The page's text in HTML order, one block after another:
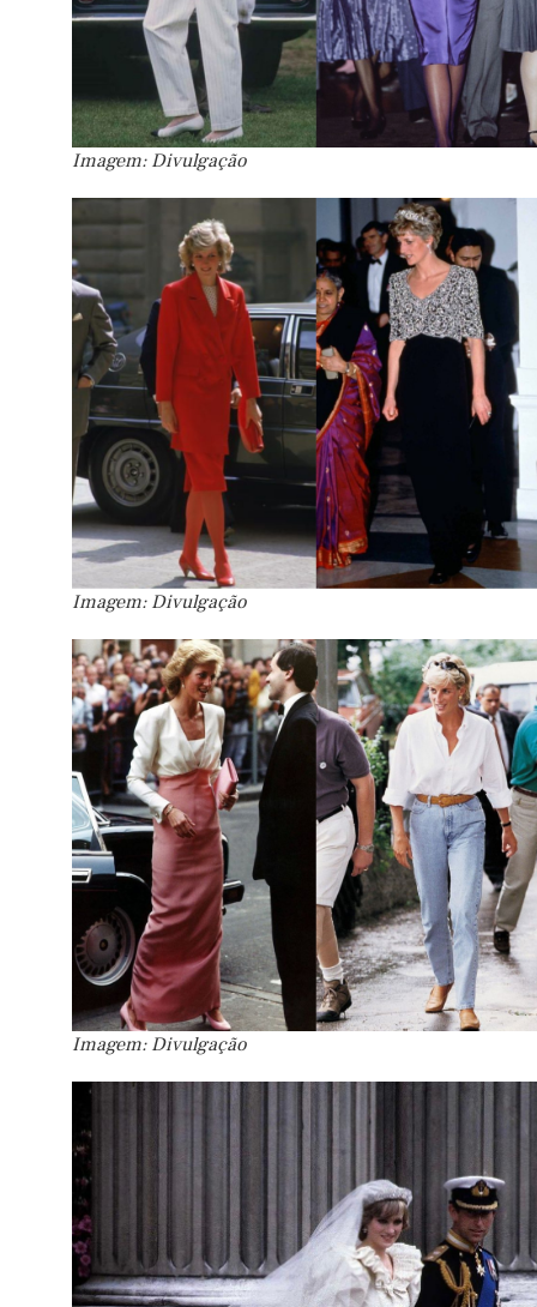
Imagem: Divulgação
Imagem: Divulgação
Imagem: Divulgação